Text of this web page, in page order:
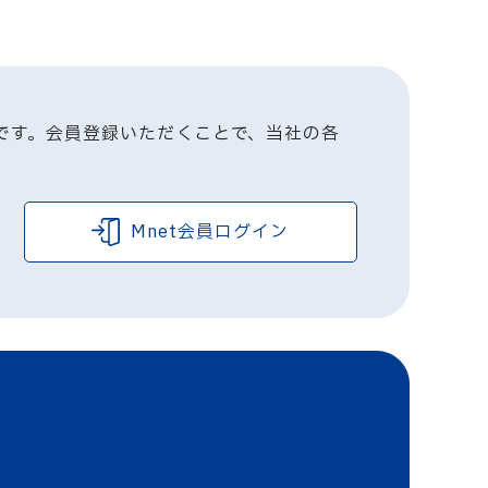
。会員登録いただくことで、当社の各
Mnet会員ログイン